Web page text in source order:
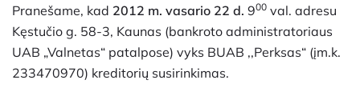
Pranešame, kad 2012 m. vasario 22 d. 900 val. adresu
Kęstučio g. 58-3, Kaunas (bankroto administratoriaus
UAB „Valnetas“ patalpose) vyks BUAB ,,Perksas“ (įm.k.
233470970) kreditorių susirinkimas.